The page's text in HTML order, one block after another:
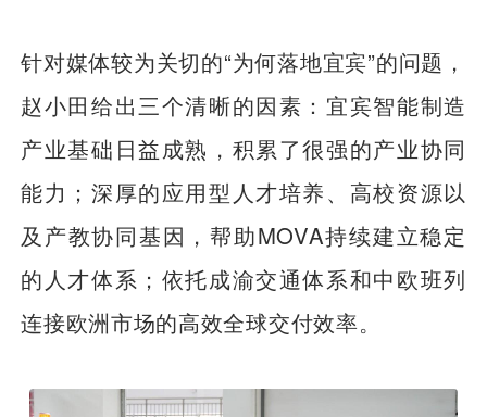
针对媒体较为关切的“为何落地宜宾”的问题，
赵小田给出三个清晰的因素：宜宾智能制造
产业基础日益成熟，积累了很强的产业协同
能力；深厚的应用型人才培养、高校资源以
及产教协同基因，帮助MOVA持续建立稳定
的人才体系；依托成渝交通体系和中欧班列
连接欧洲市场的高效全球交付效率。